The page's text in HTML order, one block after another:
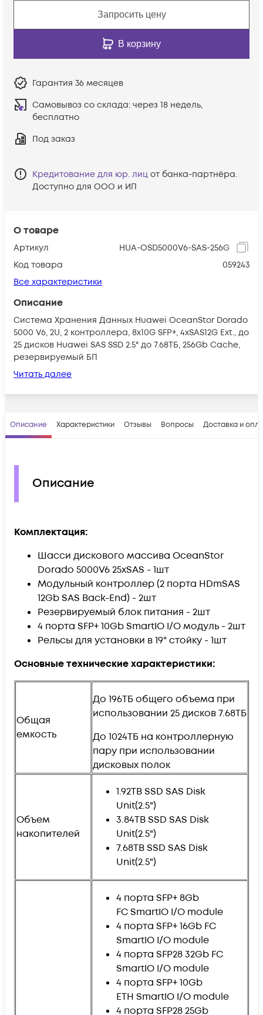
О товаре
Артикул
HUA-OSD5000V6-SAS-256G
Код товара
059243
Все характеристики
Описание
Система Хранения Данных Huawei OceanStor Dorado
5000 V6, 2U, 2 контроллера, 8x10G SFP+, 4xSAS12G Ext., до
25 дисков Huawei SAS SSD 2.5" до 7.68ТБ, 256Gb Cache,
резервируемый БП
Читать далее
Запросить цену
В корзину
Гарантия 36 месяцев
Самовывоз со склада: через 18 недель,
бесплатно
Под заказ
Кредитование для юр. лиц от банка-партнёра.
Доступно для ООО и ИП
Описание Характеристики Отзывы Вопросы Доставка и
Описание
Комплектация:
Шасси дискового массива OceanStor
Dorado 5000V6 25xSAS - 1шт
Модульный контроллер (2 порта HDmSAS
12Gb SAS Back-End) - 2шт
Резервируемый блок питания - 2шт
4 порта SFP+ 10Gb SmartIO I/O модуль - 2шт
Рельсы для установки в 19" стойку - 1шт
Основные технические характеристики:
Общая
емкость
До 196ТБ общего объема при
использовании 25 дисков 7.68ТБ
До 1024ТБ на контроллерную
пару при использовании
дисковых полок
Объем
накопителей
1.92TB SSD SAS Disk
Unit(2.5")
3.84TB SSD SAS Disk
Unit(2.5")
7.68TB SSD SAS Disk
Unit(2.5")
4 порта SFP+ 8Gb
FC SmartIO I/O module
4 порта SFP+ 16Gb FC
SmartIO I/O module
4 порта SFP28 32Gb FC
SmartIO I/O module
4 порта SFP+ 10Gb
ETH SmartIO I/O module
4 порта SFP28 25Gb